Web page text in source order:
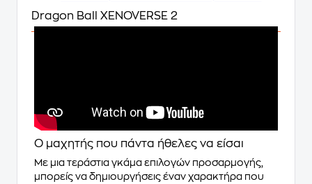
Dragon Ball XENOVERSE 2
Ο μαχητής που πάντα ήθελες να είσαι
Με μια τεράστια γκάμα επιλογών προσαρμογής,
μπορείς να δημιουργήσεις έναν χαρακτήρα που